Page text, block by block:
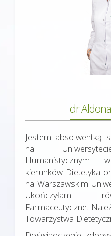
dr
Jestem absolwentką
na
kierunków Dietetyka
na Warszawskim
Ukończyłam
Farmaceutyczne.
Towarzystwa